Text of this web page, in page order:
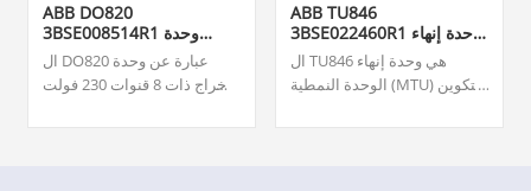
ABB DO820
3BSE008514R1 وحدة
الإخراج الرقميال DO820 عبارة عن وحدة
إخراج ذات 8 قنوات 230 فولت
S800 I/O. فريقنا متاح على مدار
ABB TU846
3BSE022460R1 وحدة إنهاء
الوحدةال TU846 هي وحدة إنهاء
الوحدة النمطية (MTU) للتكوين
CI840/CI840A والإدخال/